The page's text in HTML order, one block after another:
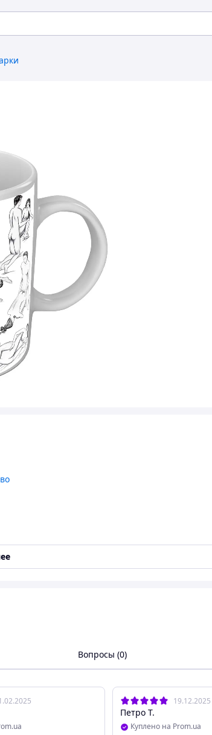
или любимого на 14 февраля, 8 Марта,
Ваши отношения, чашка с 18 разнообразными и
Вопросы (0)
19.12.2025
Петро Т.
Куплено на Prom.ua